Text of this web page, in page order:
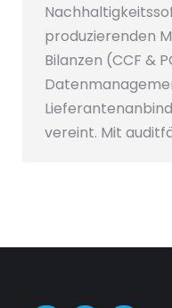
produzierenden
Bilanzen (CCF &
vereint. Mit